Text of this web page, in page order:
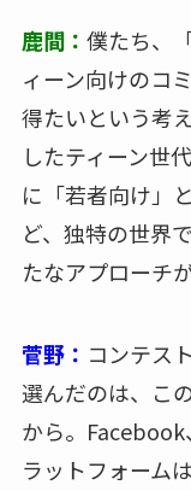
鹿間： 僕たち、
ィーン向けのコ
得たいという考
したティーン世
に「若者向け」
ど、独特の世界
たなアプローチ
菅野： コンテス
選んだのは、こ
から。
ラットフォーム